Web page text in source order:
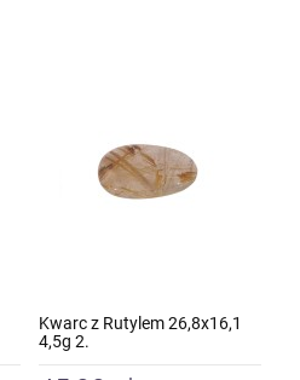
Kwarc z Rutylem 26,8x16,1
4,5g 2.